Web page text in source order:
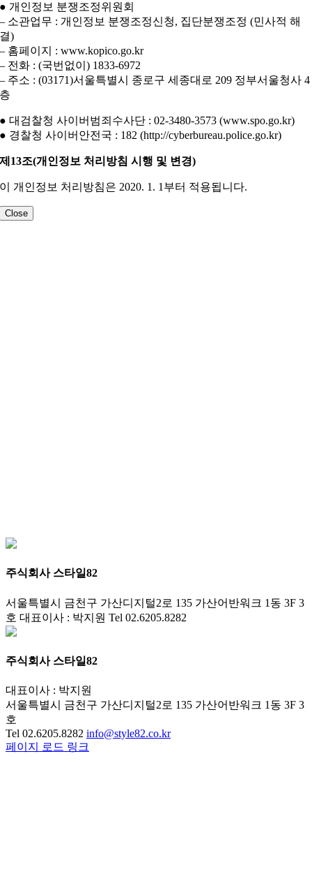
● 개인정보 분쟁조정위원회
– 소관업무 : 개인정보 분쟁조정신청, 집단분쟁조정 (민사적 해
결)
– 홈페이지 : www.kopico.go.kr
– 전화 : (국번없이) 1833-6972
– 주소 : (03171)서울특별시 종로구 세종대로 209 정부서울청사 4
층
● 대검찰청 사이버범죄수사단 : 02-3480-3573 (www.spo.go.kr)
● 경찰청 사이버안전국 : 182 (http://cyberbureau.police.go.kr)
제13조(개인정보 처리방침 시행 및 변경)
이 개인정보 처리방침은 2020. 1. 1부터 적용됩니다.
Close
주식회사 스타일82
서울특별시 금천구 가산디지털2로 135 가산어반워크 1동 3F 3
호 대표이사 : 박지원 Tel 02.6205.8282
주식회사 스타일82
대표이사 : 박지원
서울특별시 금천구 가산디지털2로 135 가산어반워크 1동 3F 3
호
Tel 02.6205.8282 info@style82.co.kr
페이지 로드 링크